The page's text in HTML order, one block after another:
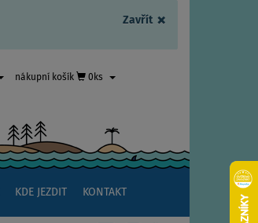
Zavřít ×
nákupní košík 0ks
KDE JEZDIT KONTAKT